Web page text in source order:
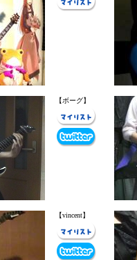
【ボーグ】
【vincent】